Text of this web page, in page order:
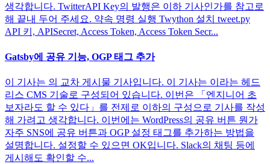
생각합니다. TwitterAPI Key의 발행은 이하 기사인가를 참고로
해 끝내 두어 주세요. 약속 명령 실행 Twython 설치 tweet.py
API 키, APISecret, Access Token, Access Token Secr...
Gatsby에 공유 기능, OGP 태그 추가
이 기사는 의 교차 게시물 기사입니다. 이 기사는 이라는 헤드
리스 CMS 기술로 구성되어 있습니다. 이번은 「엔지니어 초
보자라도 할 수 있다」를 전제로 이하의 구성으로 기사를 작성
해 가려고 생각합니다. 이번에는 WordPress의 공유 버튼 뭔가
자주 SNS에 공유 버튼과 OGP 설정 태그를 추가하는 방법을
설명합니다. 설정할 수 있으면 OK입니다. Slack의 채팅 등에
게시해도 확인할 수...